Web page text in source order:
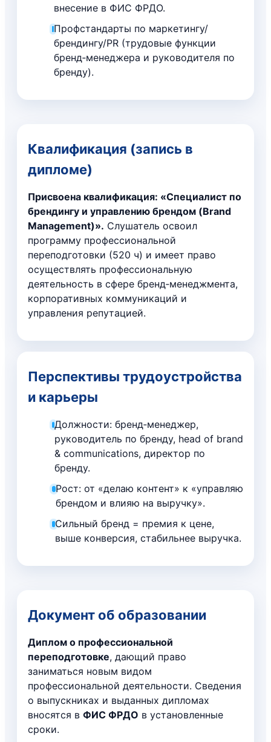
внесение в ФИС ФРДО.
Профстандарты по маркетингу/
брендингу/PR (трудовые функции
бренд‑менеджера и руководителя по
бренду).
Квалификация (запись в
дипломе)
Присвоена квалификация: «Специалист по
брендингу и управлению брендом (Brand
Management)». Слушатель освоил
программу профессиональной
переподготовки (520 ч) и имеет право
осуществлять профессиональную
деятельность в сфере бренд‑менеджмента,
корпоративных коммуникаций и
управления репутацией.
Перспективы трудоустройства
и карьеры
Должности: бренд‑менеджер,
руководитель по бренду, head of brand
& communications, директор по
бренду.
Рост: от «делаю контент» к «управляю
брендом и влияю на выручку».
Сильный бренд = премия к цене,
выше конверсия, стабильнее выручка.
Документ об образовании
Диплом о профессиональной
переподготовке, дающий право
заниматься новым видом
профессиональной деятельности. Сведения
о выпускниках и выданных дипломах
вносятся в ФИС ФРДО в установленные
сроки.